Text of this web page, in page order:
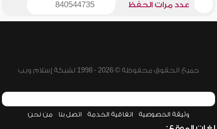
عدد مرات الحفظ 840544735
جميع الحقوق محفوظة © 2026 - 1998 لشبكة إسلام ويب
وثيقة الخصوصية اتفاقية الخدمة اتصل بنا من نحن